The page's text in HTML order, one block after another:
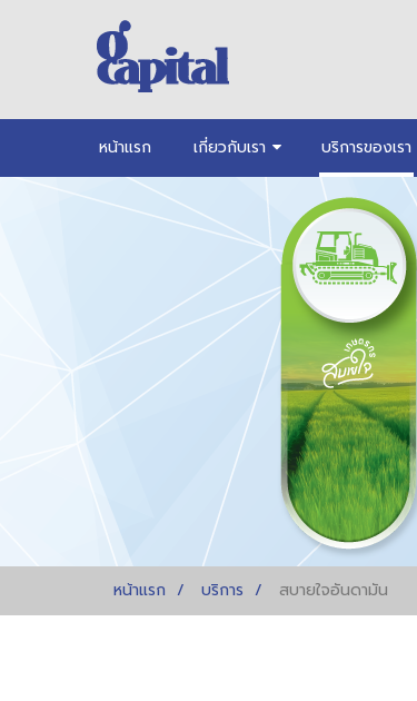
หน้าแรก เกี่ยวกับเรา บริการของเรา
หน้าแรก บริการ สบายใจอันดามัน